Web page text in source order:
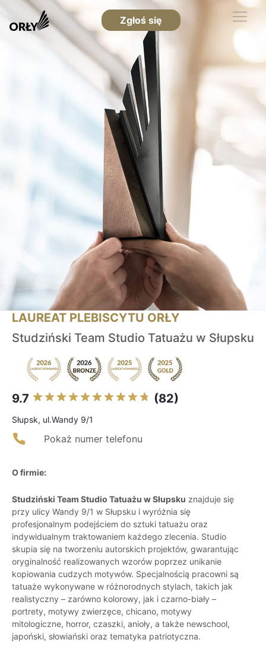
Zgłoś się
LAUREAT PLEBISCYTU ORŁY
Studziński Team Studio Tatuażu w Słupsku
9.7 (82)
Słupsk, ul.Wandy 9/1
Pokaż numer telefonu
O firmie:
Studziński Team Studio Tatuażu w Słupsku znajduje się
przy ulicy Wandy 9/1 w Słupsku i wyróżnia się
profesjonalnym podejściem do sztuki tatuażu oraz
indywidualnym traktowaniem każdego zlecenia. Studio
skupia się na tworzeniu autorskich projektów, gwarantując
oryginalność realizowanych wzorów poprzez unikanie
kopiowania cudzych motywów. Specjalnością pracowni są
tatuaże wykonywane w różnorodnych stylach, takich jak
realistyczny – zarówno kolorowy, jak i czarno-biały –
portrety, motywy zwierzęce, chicano, motywy
mitologiczne, horror, czaszki, anioły, a także newschool,
japoński, słowiański oraz tematyka patriotyczna.